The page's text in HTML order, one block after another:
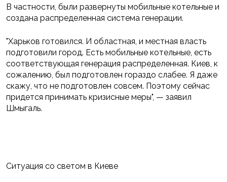
В частности, были развернуты мобильные котельные и
создана распределенная система генерации.
"Харьков готовился. И областная, и местная власть
подготовили город. Есть мобильные котельные, есть
соответствующая генерация распределенная. Киев, к
сожалению, был подготовлен гораздо слабее. Я даже
скажу, что не подготовлен совсем. Поэтому сейчас
придется принимать кризисные меры", — заявил
Шмыгаль.
Ситуация со светом в Киеве